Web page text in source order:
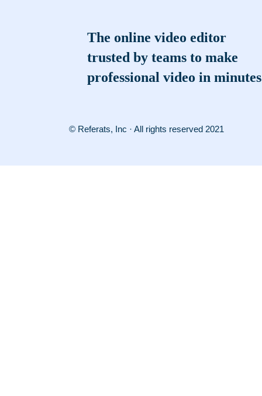
The online video editor
trusted by teams to make
professional video in minutes
© Referats, Inc · All rights reserved 2021